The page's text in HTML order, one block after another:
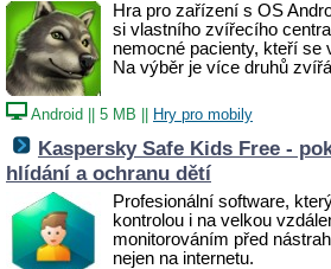
Hra pro zařízení s OS
si vlastního zvířecího
nemocné pacienty, kteří se
Na výběr je více druhů
Android 5 MB Hry pro mobily
Kaspersky Safe Kids Free -
hlídání a ochranu dětí
Profesionální software,
kontrolou i na velkou
monitorováním před
nejen na internetu.